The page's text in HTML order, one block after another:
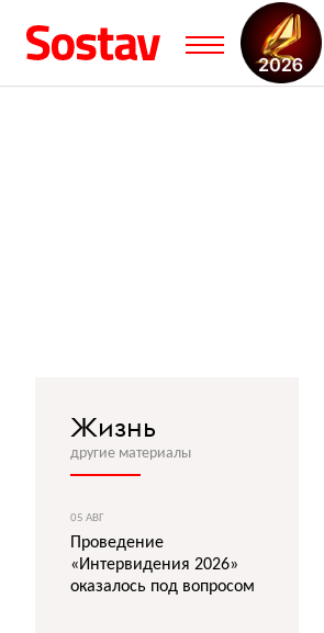
Жизнь
другие материалы
05 АВГ
Проведение
«Интервидения 2026»
оказалось под вопросом